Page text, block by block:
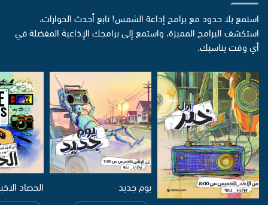
استمع بلا حدود مع برامج إذاعة الشمس! تابع أحدث الحوارات،
استكشف البرامج المميزة، واستمع إلى برامجك الإذاعية المفضلة في
أي وقت يناسبك.
يوم جديد
الحصاد